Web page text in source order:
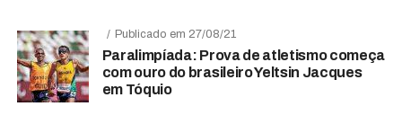
Publicado em 27/08/21
Paralimpíada: Prova de atletismo começa
com ouro do brasileiro Yeltsin Jacques
em Tóquio